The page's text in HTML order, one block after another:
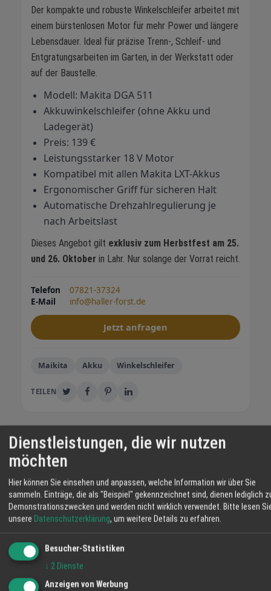
Der kompakte und robuste Winkelschleifer arbeitet mit
einem bürstenlosen Motor für mehr Power und längere
Lebensdauer. Ideal für präzise Trenn-, Schleif- und
Entgratungsarbeiten im Garten, in der Werkstatt oder
auf der Baustelle.
Modell: Makita DGA 511
Akkuwinkelschleifer (ohne Akku und
Ladegerät)
Preis: 139 €
Leistungsstarker 18 V Motor
Kompatibel mit allen Makita LXT-Akkus
Ergonomischer Griff für sicheren Halt
Automatische Drehzahlregulierung je
nach Arbeitslast
Dieses Angebot gilt exklusiv zum Herbstfest am 25.
und 26. Oktober in Lahr. Nur solange der Vorrat reicht.
Telefon
07821-37324
E-Mail
info@haller-forst.de
Jetzt anfragen
Maikita Akku Winkelschleifer
TEILEN
Haller Forst & Gartengeräte
zuverlässige Forsttechnik, leistungsstarke
Gartengeräte oder robuste Maschinen für
Garten und Wald? Dann sind Sie bei Haller
Wir bieten mehr als nur Verkauf: Unser Service
Leistungen: - Fachkundige Beratung durch
erfahrene Mitarbeiter - Verkauf hochwertiger
Angebot
Dienstleistungen, die wir nutzen
möchten
Hier können Sie einsehen und anpassen, welche Information wir über Sie
sammeln. Einträge, die als "Beispiel" gekennzeichnet sind, dienen lediglich
Demonstrationszwecken und werden nicht wirklich verwendet. Bitte lesen
unsere Datenschutzerklärung, um weitere Details zu erfahren.
Besucher-Statistiken
↓ 2 Dienste
Anzeigen von Werbung